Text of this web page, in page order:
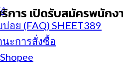
อย (FAQ) SHEET389
ะการสั่งซื้อ
การ เปิดรับสมัครพนักง